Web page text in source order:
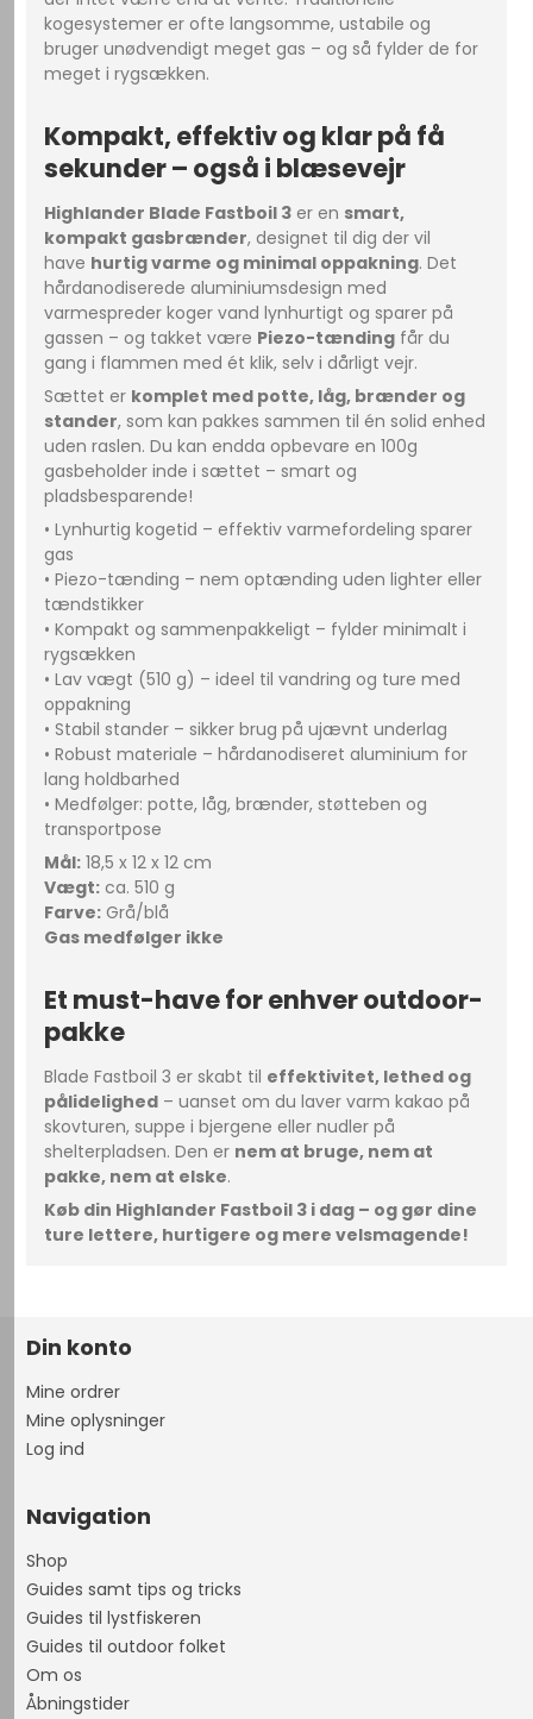
kogesystemer er ofte langsomme, ustabile og
bruger unødvendigt meget gas – og så fylder de for
meget i rygsækken.
Kompakt, effektiv og klar på få
sekunder – også i blæsevejr
Highlander Blade Fastboil 3 er en smart,
kompakt gasbrænder, designet til dig der vil
have hurtig varme og minimal oppakning. Det
hårdanodiserede aluminiumsdesign med
varmespreder koger vand lynhurtigt og sparer på
gassen – og takket være Piezo-tænding får du
gang i flammen med ét klik, selv i dårligt vejr.
Sættet er komplet med potte, låg, brænder og
stander, som kan pakkes sammen til én solid enhed
uden raslen. Du kan endda opbevare en 100g
gasbeholder inde i sættet – smart og
pladsbesparende!
• Lynhurtig kogetid – effektiv varmefordeling sparer
gas
• Piezo-tænding – nem optænding uden lighter eller
tændstikker
• Kompakt og sammenpakkeligt – fylder minimalt i
rygsækken
• Lav vægt (510 g) – ideel til vandring og ture med
oppakning
• Stabil stander – sikker brug på ujævnt underlag
• Robust materiale – hårdanodiseret aluminium for
lang holdbarhed
• Medfølger: potte, låg, brænder, støtteben og
transportpose
Mål: 18,5 x 12 x 12 cm
Vægt: ca. 510 g
Farve: Grå/blå
Gas medfølger ikke
Et must-have for enhver outdoor-
pakke
Blade Fastboil 3 er skabt til effektivitet, lethed og
pålidelighed – uanset om du laver varm kakao på
skovturen, suppe i bjergene eller nudler på
shelterpladsen. Den er nem at bruge, nem at
pakke, nem at elske.
Køb din Highlander Fastboil 3 i dag – og gør dine
ture lettere, hurtigere og mere velsmagende!
Din konto
Mine ordrer
Mine oplysninger
Log ind
Navigation
Shop
Guides samt tips og tricks
Guides til lystfiskeren
Guides til outdoor folket
Om os
Åbningstider